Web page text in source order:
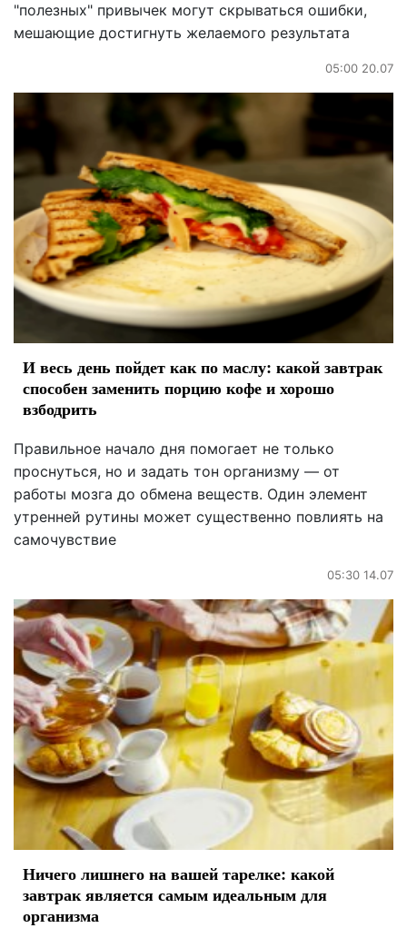
"полезных" привычек могут скрываться ошибки,
мешающие достигнуть желаемого результата
05:00 20.07
И весь день пойдет как по маслу: какой завтрак
способен заменить порцию кофе и хорошо
взбодрить
Правильное начало дня помогает не только
проснуться, но и задать тон организму — от
работы мозга до обмена веществ. Один элемент
утренней рутины может существенно повлиять на
самочувствие
05:30 14.07
Ничего лишнего на вашей тарелке: какой
завтрак является самым идеальным для
организма